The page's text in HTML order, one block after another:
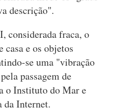
descrição".
considerada fraca, o
casa e os objetos
se uma "vibração
passagem de
o Instituto do Mar e
da Internet.